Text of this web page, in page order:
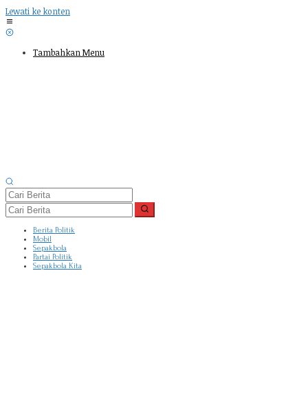
Lewati ke konten
Tambahkan Menu
Berita Politik
Mobil
Sepakbola
Partai Politik
Sepakbola Kita